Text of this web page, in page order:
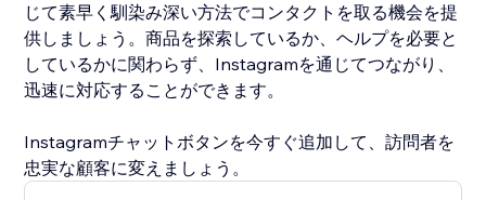
じて素早く馴染み深い方法でコンタクトを取る機会を提
供しましょう。商品を探索しているか、ヘルプを必要と
しているかに関わらず、Instagramを通じてつながり、
迅速に対応することができます。
Instagramチャットボタンを今すぐ追加して、訪問者を
忠実な顧客に変えましょう。